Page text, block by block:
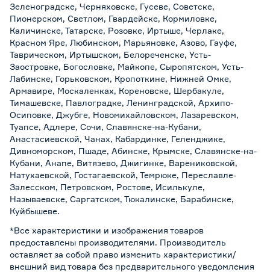
Зеленоградске, Черняховске, Гусеве, Советске,
Пионерском, Светлом, Гвардейске, Кормиловке,
Каличинске, Татарске, Розовке, Иртыше, Черлаке,
Красном Яре, Любинском, Марьяновке, Азово, Гауфе,
Таврическом, Иртышском, Белореченске, Усть-
Заостровке, Богословке, Майкопе, Сыропятском, Усть-
Лабинске, Горьковском, Кропоткине, Нижней Омке,
Армавире, Москаленках, Кореновске, Шербакуле,
Тимашевске, Павлоградке, Ленинградской, Архипо-
Осиповке, Джубге, Новомихайловском, Лазаревском,
Туапсе, Адлере, Сочи, Славянске-на-Кубани,
Анастасиевской, Чанах, Кабардинке, Геленджике,
Дивноморском, Пшаде, Абинске, Крымске, Славянске-на-
Кубани, Анапе, Витязево, Джигинке, Варениковской,
Натухаевской, Гостагаевской, Темрюке, Переславле-
Залесском, Петровском, Ростове, Исилькуле,
Называевске, Саргатском, Тюкалинске, Барабинске,
Куйбышеве.
*Все характеристики и изображения товаров
предоставлены производителями. Производитель
оставляет за собой право изменить характеристики/
внешний вид товара без предварительного уведомления